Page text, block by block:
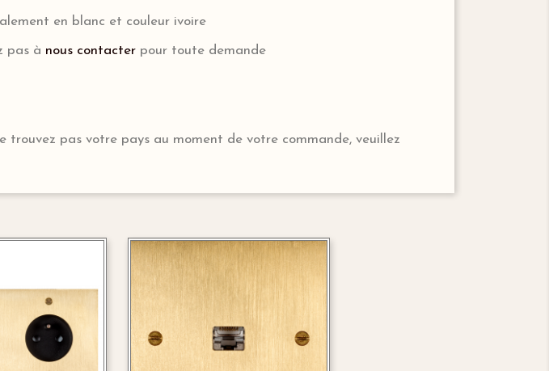
en blanc et couleur ivoire
pas à nous contacter pour toute demande
trouvez pas votre pays au moment de votre commande, veuillez